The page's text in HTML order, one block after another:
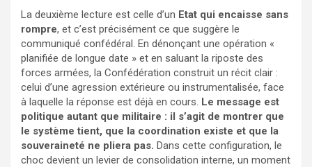
La deuxième lecture est celle d’un Etat qui encaisse sans
rompre, et c’est précisément ce que suggère le
communiqué confédéral. En dénonçant une opération «
planifiée de longue date » et en saluant la riposte des
forces armées, la Confédération construit un récit clair :
celui d’une agression extérieure ou instrumentalisée, face
à laquelle la réponse est déjà en cours. Le message est
politique autant que militaire : il s’agit de montrer que
le système tient, que la coordination existe et que la
souveraineté ne pliera pas. Dans cette configuration, le
choc devient un levier de consolidation interne, un moment